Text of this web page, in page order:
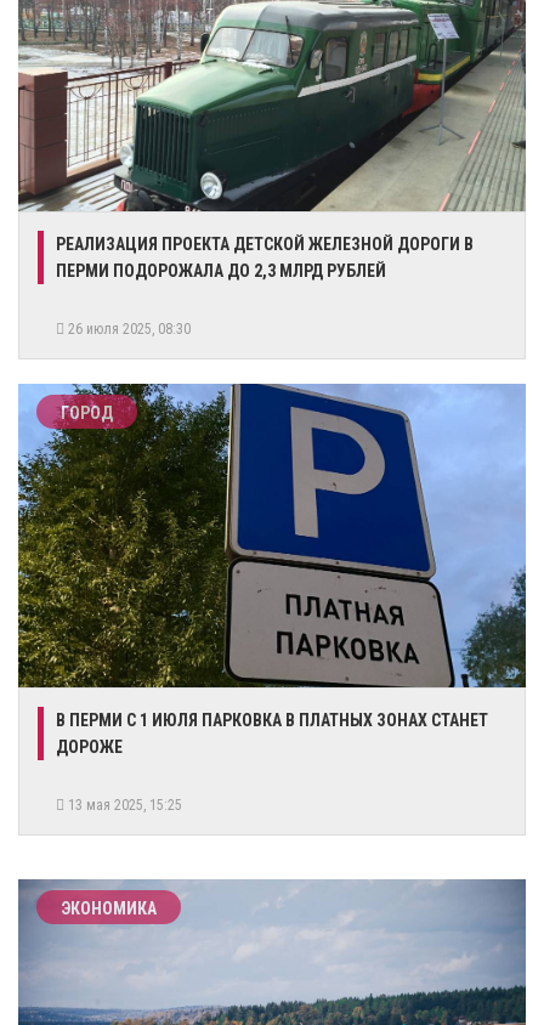
РЕАЛИЗАЦИЯ ПРОЕКТА ДЕТСКОЙ ЖЕЛЕЗНОЙ ДОРОГИ В
ПЕРМИ ПОДОРОЖАЛА ДО 2,3 МЛРД РУБЛЕЙ
26 июля 2025, 08:30
ГОРОД
В ПЕРМИ С 1 ИЮЛЯ ПАРКОВКА В ПЛАТНЫХ ЗОНАХ СТАНЕТ
ДОРОЖЕ
13 мая 2025, 15:25
ЭКОНОМИКА